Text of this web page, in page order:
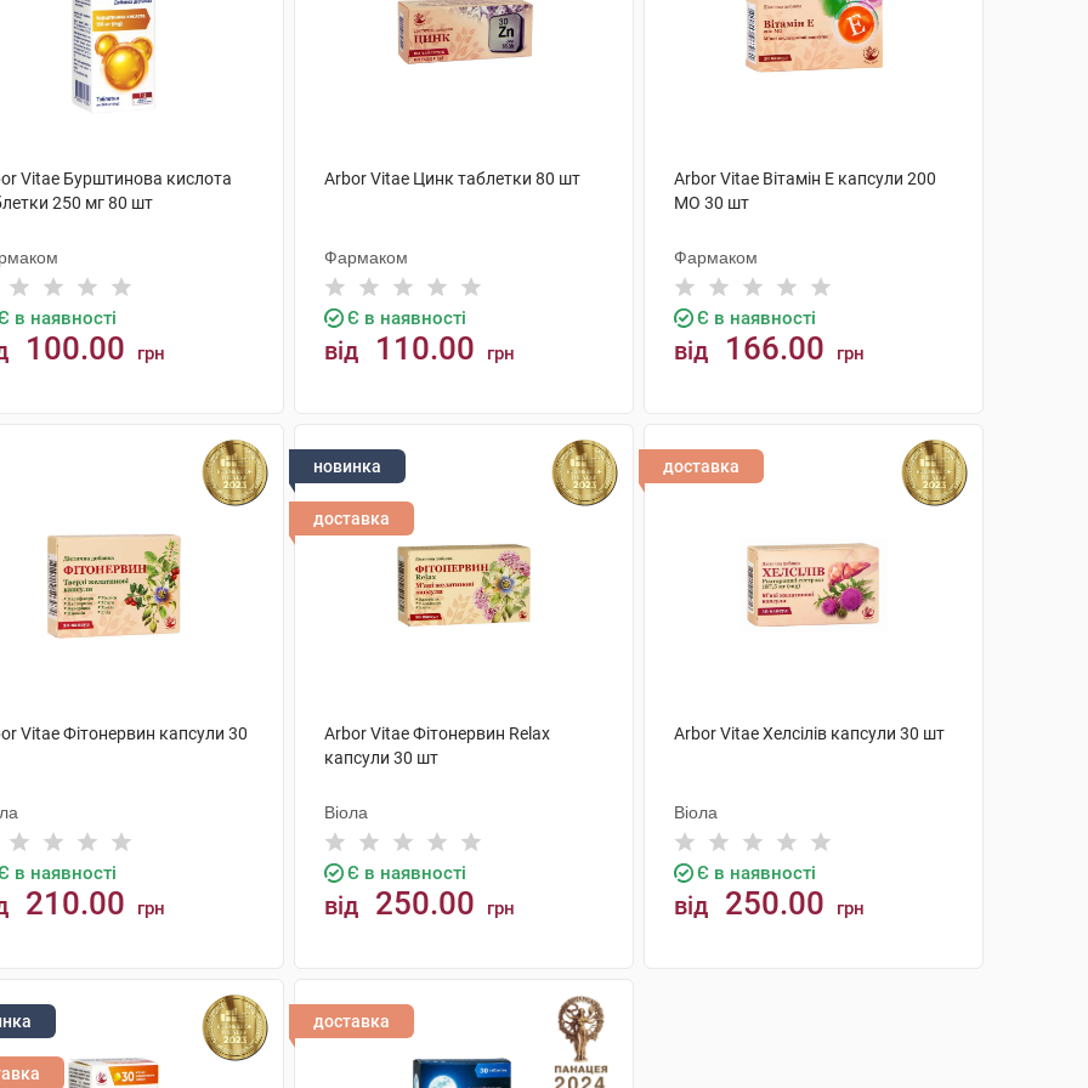
Vitae Бурштинова кислота
250 мг 80 шт
в наявності
100.00 грн
Arbor Vitae Цинк таблетки 80 шт
Фармаком
Є в наявності
від 110.00 грн
Arbor Vitae Вітамін Е капсули 200
МО 30 шт
Фармаком
Є в наявності
від 166.00 грн
Vitae Фітонервин капсули 30
в наявності
210.00 грн
новинка
доставка
Arbor Vitae Фітонервин Relax
капсули 30 шт
Віола
Є в наявності
від 250.00 грн
доставка
Arbor Vitae Хелсілів капсули 30 шт
Віола
Є в наявності
від 250.00 грн
доставка